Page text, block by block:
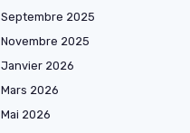
Septembre 2025
Novembre 2025
Janvier 2026
Mars 2026
Mai 2026